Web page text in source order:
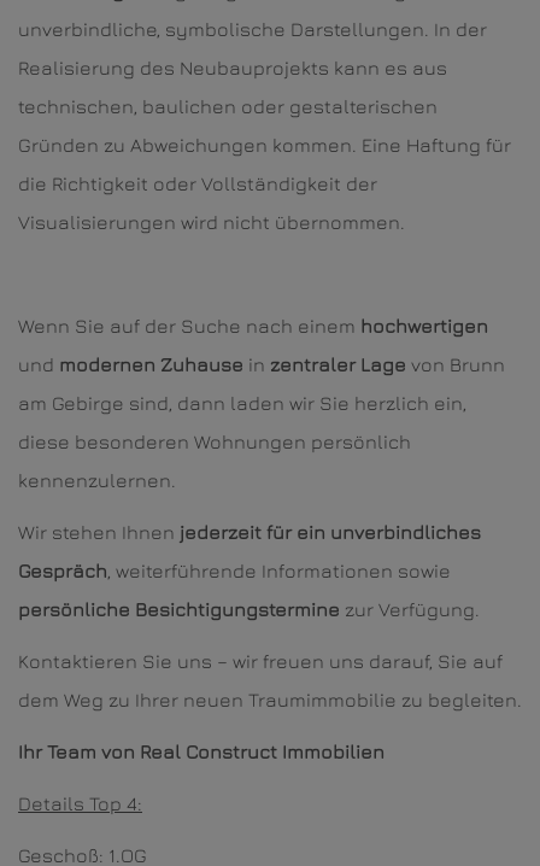
unverbindliche, symbolische Darstellungen. In der
Realisierung des Neubauprojekts kann es aus
technischen, baulichen oder gestalterischen
Gründen zu Abweichungen kommen. Eine Haftung für
die Richtigkeit oder Vollständigkeit der
Visualisierungen wird nicht übernommen.
Wenn Sie auf der Suche nach einem hochwertigen
und modernen Zuhause in zentraler Lage von Brunn
am Gebirge sind, dann laden wir Sie herzlich ein,
diese besonderen Wohnungen persönlich
kennenzulernen.
Wir stehen Ihnen jederzeit für ein unverbindliches
Gespräch , weiterführende Informationen sowie
persönliche Besichtigungstermine zur Verfügung.
Kontaktieren Sie uns – wir freuen uns darauf, Sie auf
dem Weg zu Ihrer neuen Traumimmobilie zu begleiten.
Ihr Team von Real Construct Immobilien
Details Top 4:
Geschoß: 1.OG